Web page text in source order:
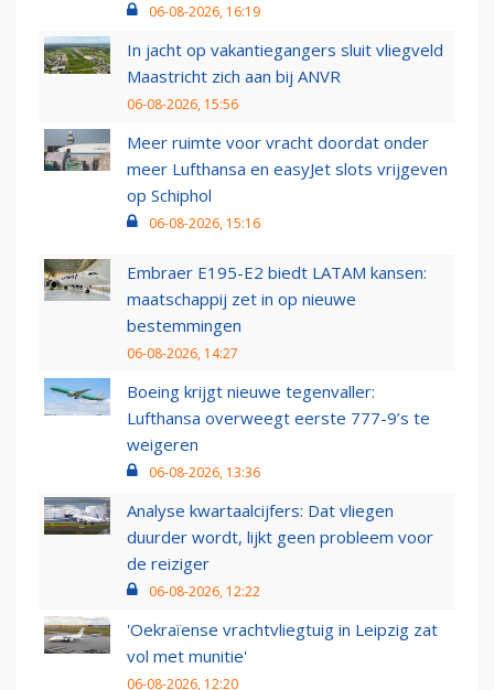
06-08-2026, 16:19
In jacht op vakantiegangers sluit vliegveld
Maastricht zich aan bij ANVR
06-08-2026, 15:56
Meer ruimte voor vracht doordat onder
meer Lufthansa en easyJet slots vrijgeven
op Schiphol
06-08-2026, 15:16
Embraer E195-E2 biedt LATAM kansen:
maatschappij zet in op nieuwe
bestemmingen
06-08-2026, 14:27
Boeing krijgt nieuwe tegenvaller:
Lufthansa overweegt eerste 777-9’s te
weigeren
06-08-2026, 13:36
Analyse kwartaalcijfers: Dat vliegen
duurder wordt, lijkt geen probleem voor
de reiziger
06-08-2026, 12:22
'Oekraïense vrachtvliegtuig in Leipzig zat
vol met munitie'
06-08-2026, 12:20